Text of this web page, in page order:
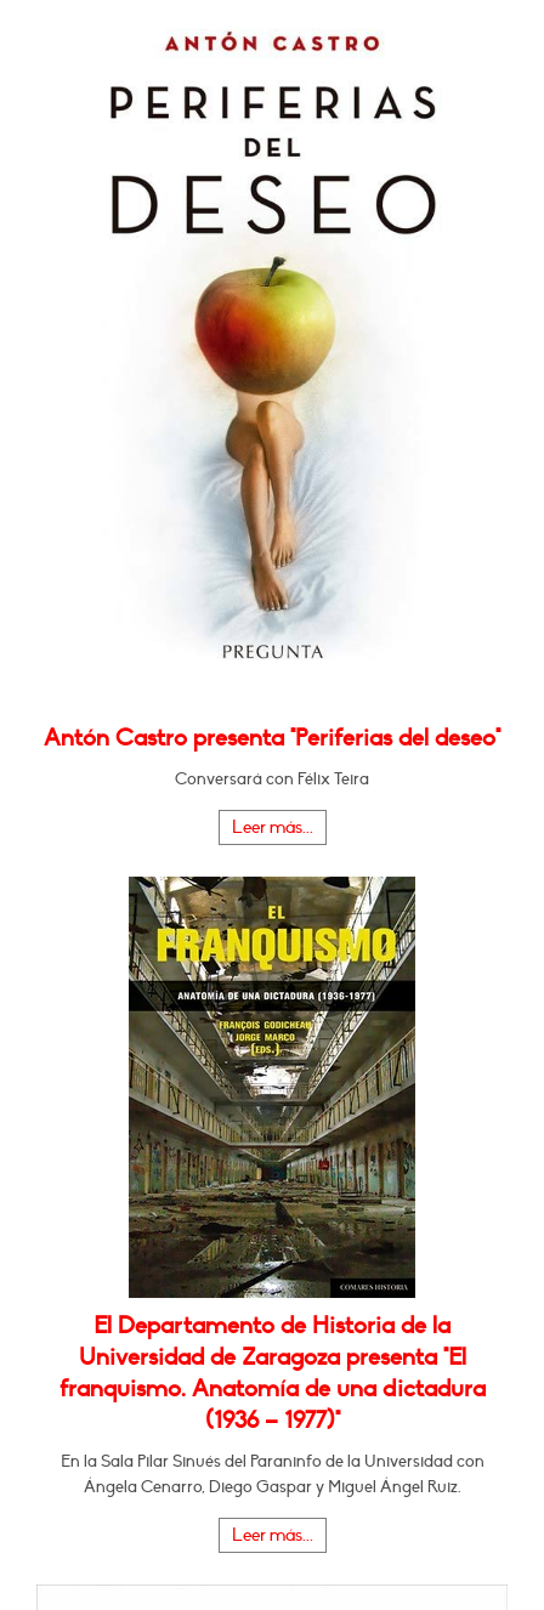
Antón Castro presenta "Periferias del deseo"
Conversará con Félix Teira
Leer más...
El Departamento de Historia de la
Universidad de Zaragoza presenta "El
franquismo. Anatomía de una dictadura
(1936 – 1977)"
En la Sala Pilar Sinués del Paraninfo de la Universidad con
Ángela Cenarro, Diego Gaspar y Miguel Ángel Ruiz.
Leer más...